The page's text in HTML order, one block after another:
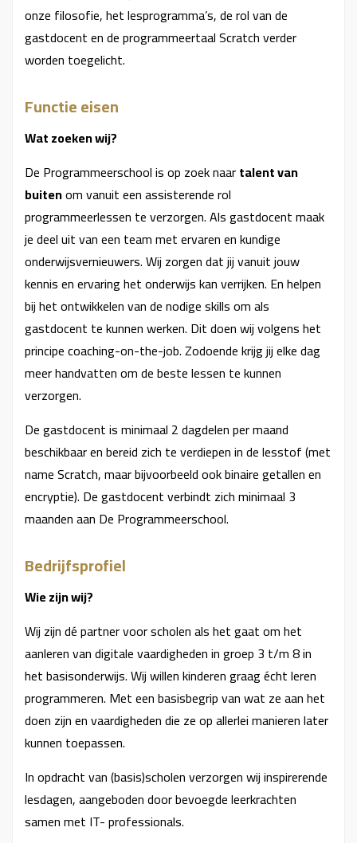
onze filosofie, het lesprogramma’s, de rol van de
gastdocent en de programmeertaal Scratch verder
worden toegelicht.
Functie eisen
Wat zoeken wij?
De Programmeerschool is op zoek naartalent van
buitenom vanuit een assisterende rol
programmeerlessen te verzorgen. Als gastdocent maak
je deel uit van een team met ervaren en kundige
onderwijsvernieuwers. Wij zorgen dat jij vanuit jouw
kennis en ervaring het onderwijs kan verrijken. En helpen
bij het ontwikkelen van de nodige skills om als
gastdocent te kunnen werken. Dit doen wij volgens het
principe coaching-on-the-job. Zodoende krijg jij elke dag
meer handvatten om de beste lessen te kunnen
verzorgen.
De gastdocent is minimaal 2 dagdelen per maand
beschikbaar en bereid zich te verdiepen in de lesstof (met
name Scratch, maar bijvoorbeeld ook binaire getallen en
encryptie). De gastdocent verbindt zich minimaal 3
maanden aan De Programmeerschool.
Bedrijfsprofiel
Wie zijn wij?
Wij zijn dé partner voor scholen als het gaat om het
aanleren van digitale vaardigheden in groep 3 t/m 8 in
het basisonderwijs. Wij willen kinderen graag écht leren
programmeren. Met een basisbegrip van wat ze aan het
doen zijn en vaardigheden die ze op allerlei manieren later
kunnen toepassen.
In opdracht van (basis)scholen verzorgen wij inspirerende
lesdagen, aangeboden door bevoegde leerkrachten
samen met IT- professionals.